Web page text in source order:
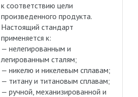
к соответствию цели
произведенного продукта.
Настоящий стандарт
применяется к:
— нелегированным и
легированным сталям;
— никелю и никелевым сплавам;
— титану и титановым сплавам;
— ручной, механизированной и